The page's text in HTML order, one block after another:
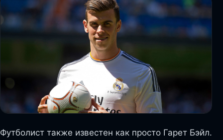
Футболист также известен как просто Гарет Бэйл.